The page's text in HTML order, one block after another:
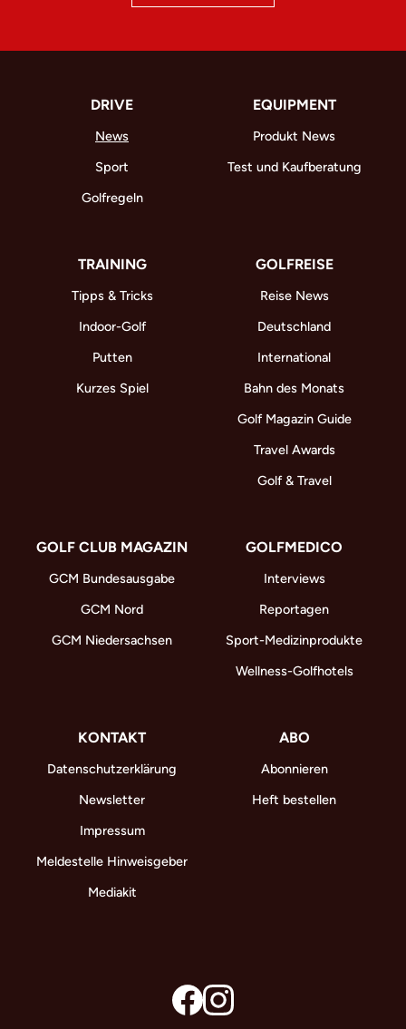
DRIVE
News
Sport
Golfregeln
EQUIPMENT
Produkt News
Test und Kaufberatung
TRAINING
Tipps & Tricks
Indoor-Golf
Putten
Kurzes Spiel
GOLFREISE
Reise News
Deutschland
International
Bahn des Monats
Golf Magazin Guide
Travel Awards
Golf & Travel
GOLF CLUB MAGAZIN
GCM Bundesausgabe
GCM Nord
GCM Niedersachsen
GOLFMEDICO
Interviews
Reportagen
Sport-Medizinprodukte
Wellness-Golfhotels
KONTAKT
Datenschutzerklärung
Newsletter
Impressum
Meldestelle Hinweisgeber
Mediakit
ABO
Abonnieren
Heft bestellen